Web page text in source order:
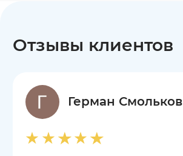
Отзывы клиентов
Герман Смольков